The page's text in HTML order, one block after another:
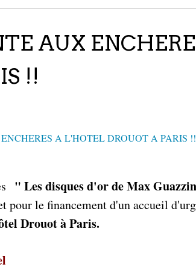
AUX
!!
" Les disques d'or de Max
pour le financement d'un accueil
Drouot à Paris.